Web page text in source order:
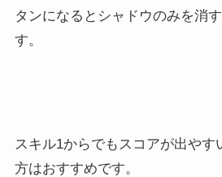
タンになるとシャドウのみを消
す。
スキル1からでもスコアが出やす
方はおすすめです。